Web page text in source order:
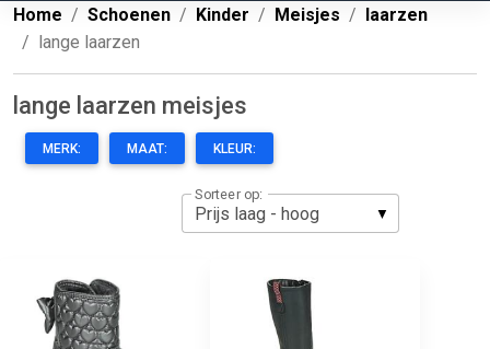
Home
Schoenen Kinder Meisjes
laarzen
lange laarzen
lange laarzen meisjes
MERK: MAAT: KLEUR:
Sorteer op: